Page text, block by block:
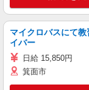
マイクロバスにて
イバー
日給 15,850円
箕面市